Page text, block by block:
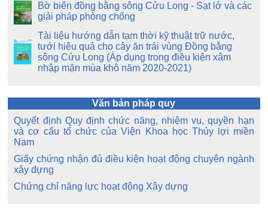
Bờ biển đồng bằng sông Cửu Long - Sạt lở và các
giải pháp phòng chống
Tài liệu hướng dẫn tạm thời kỹ thuật trữ nước,
tưới hiệu quả cho cây ăn trái vùng Đồng bằng
sông Cửu Long (Áp dụng trong điều kiện xâm
nhập mặn mùa khô năm 2020-2021)
Văn bản pháp quy
Quyết định Quy định chức năng, nhiệm vụ, quyền hạn
và cơ cấu tổ chức của Viện Khoa học Thủy lợi miền
Nam
Giấy chứng nhận đủ điều kiện hoạt động chuyên ngành
xây dựng
Chứng chỉ năng lực hoạt động Xây dựng